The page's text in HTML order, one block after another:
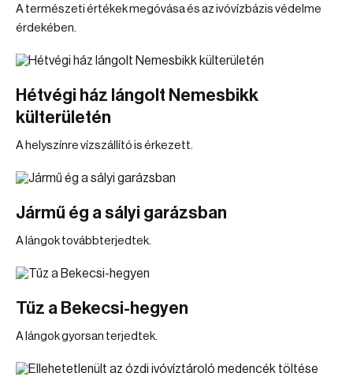
A természeti értékek megóvása és az ivóvízbázis védelme
érdekében.
Hétvégi ház lángolt Nemesbikk
külterületén
A helyszínre vízszállító is érkezett.
Jármű ég a sályi garázsban
A lángok továbbterjedtek.
Tűz a Bekecsi-hegyen
A lángok gyorsan terjedtek.